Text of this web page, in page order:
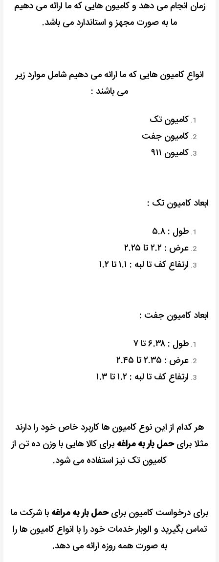
زمان انجام می دهد وکامیون هایی که ما ارائه می دهیم
ما به صورت مجهز و استاندارد می باشد.
انواع کامیون هایی که ما ارائه می دهیم شامل موارد زیر
می باشند :
کامیون تک
کامیون جفت
کامیون ۹۱۱
ابعاد کامیون تک :
طول : ۵.۸
عرض : ۲.۲ تا ۲.۲۵
ارتفاع کف تا لبه : ۱.۱ تا ۱.۲
ابعاد کامیون جفت :
طول : ۶.۳۸ تا ۷
عرض : ۲.۳۵ تا ۲.۴۵
ارتفاع کف تا لبه : ۱.۲ تا ۱.۳
هر کدام از این نوع کامیون ها کاربرد خاص خود را دارند
مثلا برایحمل بار به مراغه برای کالا هایی با وزن ده تن از
کامیون تک نیز استفاده می شود.
برای درخواست کامیون برایحمل بار به مراغه با شرکت ما
تماس بگیرید و الوبار خدمات خود را با انواع کامیون ها را
به صورت همه روزه ارائه می دهد.